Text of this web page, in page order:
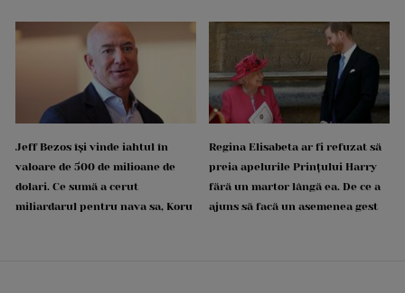
Jeff Bezos își vinde iahtul în
valoare de 500 de milioane de
dolari. Ce sumă a cerut
miliardarul pentru nava sa, Koru
Regina Elisabeta ar fi refuzat să
preia apelurile Prințului Harry
fără un martor lângă ea. De ce a
ajuns să facă un asemenea gest